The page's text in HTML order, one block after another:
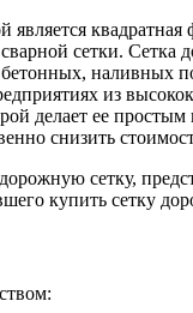
сетки. Сетка
наливных
из
делает ее
снизить
сетку,
купить сетку